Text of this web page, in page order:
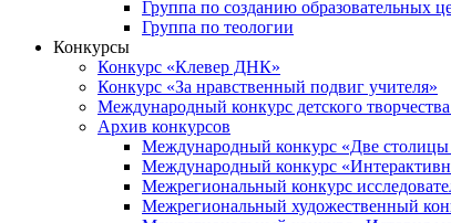
Группа по созданию образовательных
Группа по теологии
Конкурсы
Конкурс «Клевер ДНК»
Конкурс «За нравственный подвиг учителя»
Международный конкурс детского
Архив конкурсов
Международный конкурс «Две
Международный конкурс
Межрегиональный конкурс
Межрегиональный художественный